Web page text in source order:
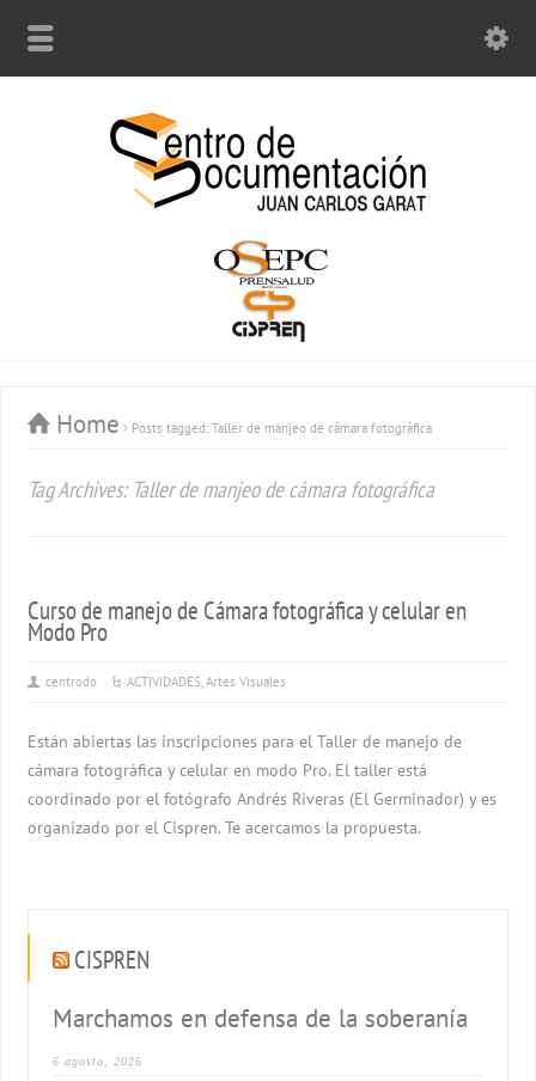
Home Posts tagged: Taller de manjeo de cámara fotográfica
Tag Archives: Taller de manjeo de cámara fotográfica
Curso de manejo de Cámara fotográfica y celular en
Modo Pro
centrodo ACTIVIDADES,Artes Visuales
Están abiertas las inscripciones para el Taller de manejo de
cámara fotográfica y celular en modo Pro. El taller está
coordinado por el fotógrafo Andrés Riveras (El Germinador) y es
organizado por el Cispren. Te acercamos la propuesta.
CISPREN
Marchamos en defensa de la soberanía
6 agosto, 2026